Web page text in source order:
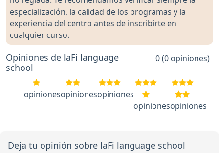
especialización, la calidad de los programas y la
experiencia del centro antes de inscribirte en
cualquier curso.
Opiniones de laFi language
school
0 (0 opiniones)
opinionesopinionesopiniones
opinionesopiniones
Deja tu opinión sobre laFi language school